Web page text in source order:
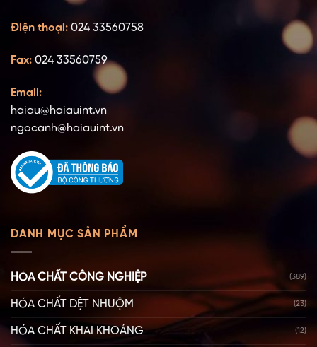
Điện thoại: 024 33560758
Fax: 024 33560759
Email:
haiau@haiauint.vn
ngocanh@haiauint.vn
DANH MỤC SẢN PHẨM
HÓA CHẤT CÔNG NGHIỆP (389)
HÓA CHẤT DỆT NHUỘM (23)
HÓA CHẤT KHAI KHOÁNG (12)